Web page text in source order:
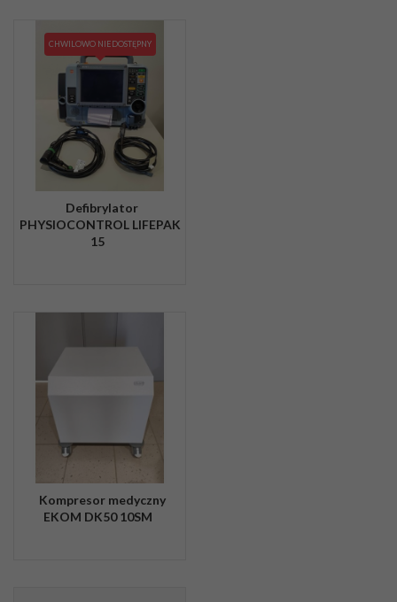
Defibrylator
PHYSIOCONTROL LIFEPAK
15
CHWILOWO NIEDOSTĘPNY
Kompresor medyczny
EKOM DK50 10SM